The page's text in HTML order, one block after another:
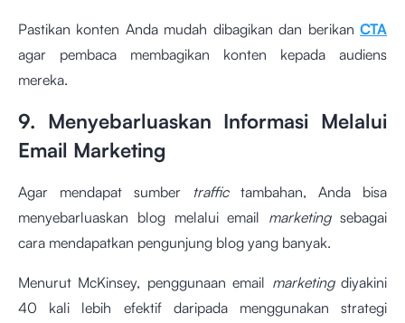
Pastikan konten Anda mudah dibagikan dan berikan CTA
agar pembaca membagikan konten kepada audiens
mereka.
9. Menyebarluaskan Informasi Melalui
Email Marketing
Agar mendapat sumber traffic tambahan, Anda bisa
menyebarluaskan blog melalui email marketingsebagai
cara mendapatkan pengunjung blog yang banyak.
Menurut McKinsey, penggunaan email marketingdiyakini
40 kali lebih efektif daripada menggunakan strategi